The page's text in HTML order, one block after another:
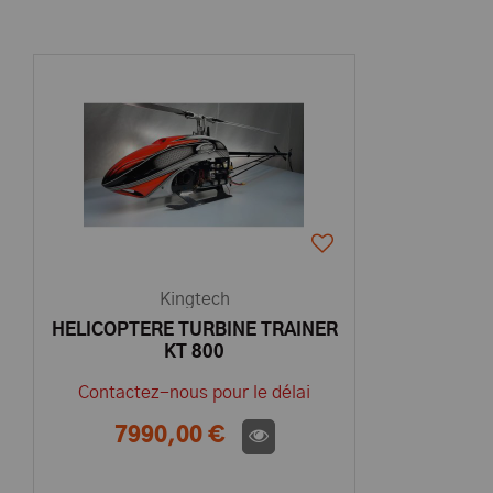
Kingtech
HELICOPTERE TURBINE TRAINER
KT 800
Contactez-nous pour le délai
7990,00 €